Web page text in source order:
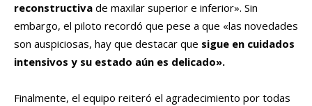
reconstructiva de maxilar superior e inferior». Sin
embargo, el piloto recordó que pese a que «las novedades
son auspiciosas, hay que destacar que sigue en cuidados
intensivos y su estado aún es delicado».
Finalmente, el equipo reiteró el agradecimiento por todas